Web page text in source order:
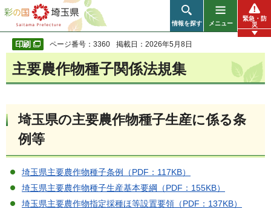
彩の国 埼玉県
情報を探す メニュー
緊急・防
災
ページ番号：3360 掲載日：2026年5月8日
主要農作物種子関係法規集
埼玉県の主要農作物種子生産に係る条
例等
埼玉県主要農作物種子条例（PDF：117KB）
埼玉県主要農作物種子生産基本要綱（PDF：155KB）
埼玉県主要農作物指定採種ほ等設置要領（PDF：137KB）